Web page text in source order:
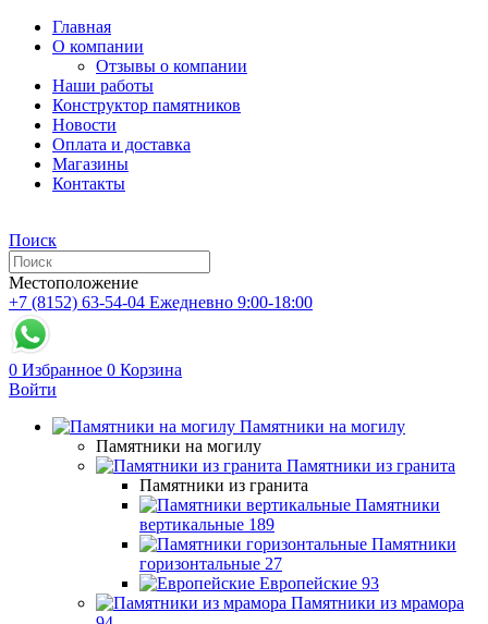
Главная
О компании
Отзывы о компании
Наши работы
Конструктор памятников
Новости
Оплата и доставка
Магазины
Контакты
Поиск
Местоположение
+7 (8152) 63-54-04 Ежедневно 9:00-18:00
0 Избранное 0 Корзина
Войти
Памятники на могилу
Памятники на могилу
Памятники из гранита
Памятники из гранита
Памятники
вертикальные 189
Памятники
горизонтальные 27
Европейские 93
Памятники из мрамора